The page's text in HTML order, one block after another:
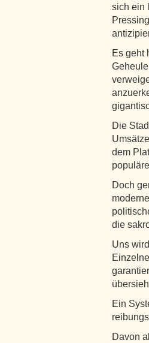
sich ein
Es geht
Die
dem
Doch
die
Uns
Ein
Davon